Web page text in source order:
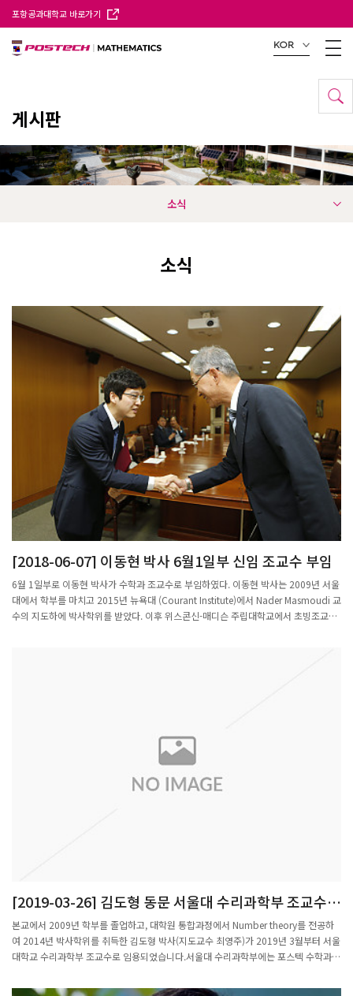
포항공과대학교 바로가기
KOR
게시판
소식
소식
[2018-06-07] 이동현 박사 6월1일부 신임 조교수 부임
6월 1일부로 이동현 박사가 수학과 조교수로 부임하였다. 이동현 박사는 2009년 서울
대에서 학부를 마치고 2015년 뉴욕대 (Courant Institute)에서 Nader Masmoudi 교
수의 지도하에 박사학위를 받았다. 이후 위스콘신-매디슨 주립대학교에서 초빙조교수
[2019-03-26] 김도형 동문 서울대 수리과학부 조교수
임용
본교에서 2009년 학부를 졸업하고, 대학원 통합과정에서 Number theory를 전공하
여 2014년 박사학위를 취득한 김도형 박사(지도교수 최영주)가 2019년 3월부터 서울
대학교 수리과학부 조교수로 임용되었습니다.서울대 수리과학부에는 포스텍 수학과
Harmonic Analysis, 지도교수 박종국)가 재직중에 있습니다.